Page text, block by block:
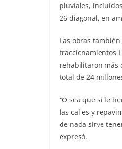
pluviales,
26 diagonal, en
Las obras
fraccionamientos
rehabilitaron más
total de 24
“O sea que sí le
las calles y
de nada sirve
expresó.